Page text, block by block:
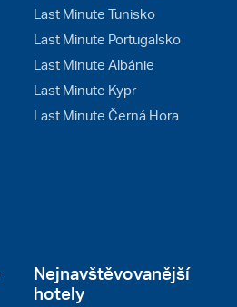
Last Minute Tunisko
Last Minute Portugalsko
Last Minute Albánie
Last Minute Kypr
Last Minute Černá Hora
Nejnavštěvovanější
hotely